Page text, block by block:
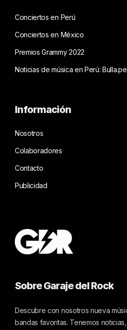
Conciertos en Perú
Conciertos en México
Premios Grammy 2022
Noticias de música en Perú: Bulla.pe
Información
Nosotros
Colaboradores
Contacto
Publicidad
Sobre Garaje del Rock
Descubre con nosotros nueva
bandas favoritas. Tenemos